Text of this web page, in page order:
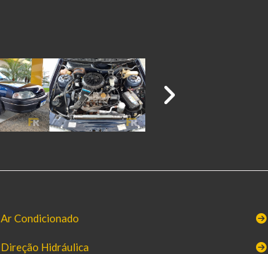
Ar Condicionado
Direção Hidráulica